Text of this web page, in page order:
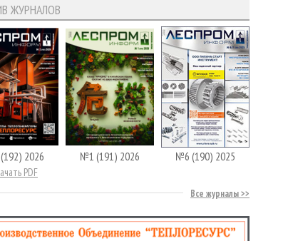
ЖУРНАЛОВ
2026
PDF
№1 (191) 2026 №6 (190) 2025
Все журналы